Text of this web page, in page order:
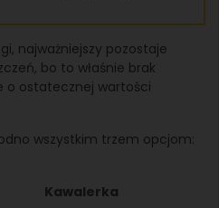
najważniejszy pozostaje
bo to właśnie brak
o ostatecznej wartości
wszystkim trzem opcjom:
Kawalerka